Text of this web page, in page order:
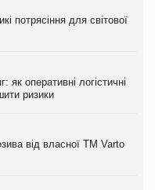
потрясіння для світової
як оперативні логістичні
ризики
від власної ТМ Varto
від власної ТМ Varto
про асортимент,
з’явилися паучі
потрясіння для світової
півріччі